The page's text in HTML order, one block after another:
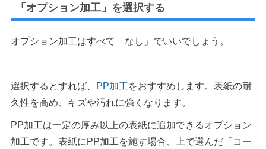
「オプション加工」を選択する
オプション加工はすべて「なし」でいいでしょう。
選択するとすれば、 PP加工をおすすめします。表紙の耐
久性を高め、キズや汚れに強くなります。
PP加工は一定の厚み以上の表紙に追加できるオプション
加工です。表紙にPP加工を施す場合、上で選んだ「コー